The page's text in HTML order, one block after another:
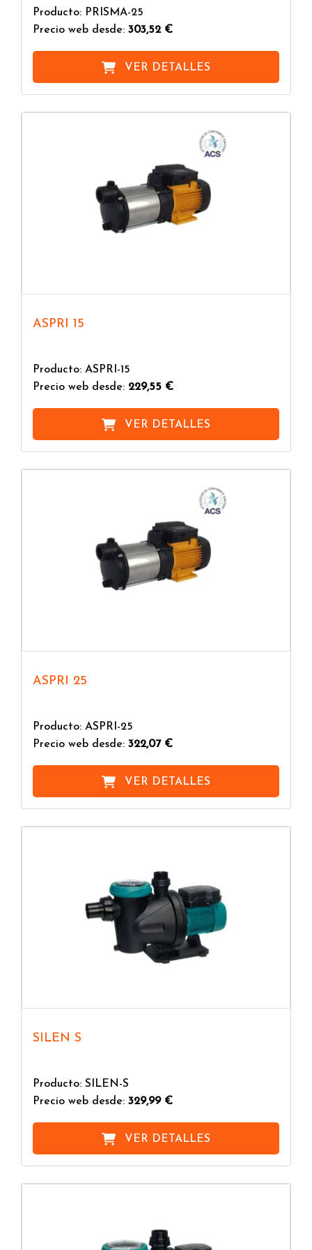
Los principales parámetros a tener en cuenta para
manométrica. El caudal indica la cantidad de agua
que la bomba puede mover en una unidad de
tiempo determinada, la altura manométrica indica
el desnivel que el agua puede superar gracias a la
acción de la bomba. Otro parámetro importante es
el rendimiento, que corresponde a la relación entre
la potencia suministrada y la potencia realmente
utilizada. La curva de rendimiento de la bomba
presenta un punto máximo que corresponde al
caudal ideal de esa bomba. Por eso es fundamental
Producto: PRISMA-25
Precio web desde: 303,52 €
VER DETALLES
ASPRI 15
Producto: ASPRI-15
Precio web desde: 229,55 €
VER DETALLES
ASPRI 25
Producto: ASPRI-25
Precio web desde: 322,07 €
VER DETALLES
SILEN S
Producto: SILEN-S
Precio web desde: 329,99 €
VER DETALLES